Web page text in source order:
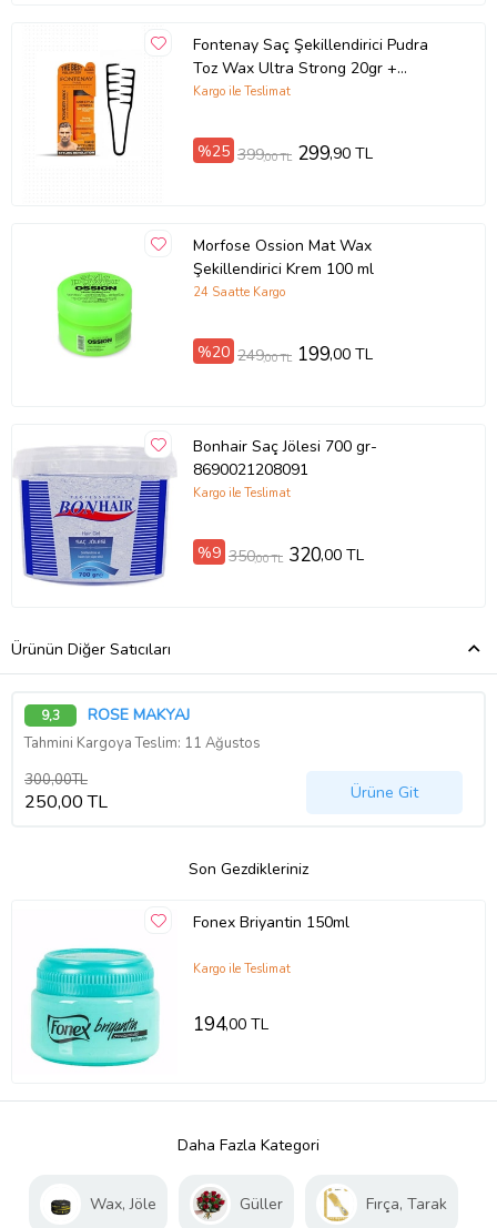
Fontenay Saç Şekillendirici Pudra
Toz Wax Ultra Strong 20gr +
Mucizevi Saç Tarağı 2'li Set
Kargo ile Teslimat
%25 399,00 TL 299,90 TL
Morfose Ossion Mat Wax
Şekillendirici Krem 100 ml
24 Saatte Kargo
%20 249,00 TL 199,00 TL
Bonhair Saç Jölesi 700 gr-
8690021208091
Kargo ile Teslimat
%9 350,00 TL 320,00 TL
Ürünün Diğer Satıcıları
9,3 ROSE MAKYAJ
Tahmini Kargoya Teslim: 11 Ağustos
300,00TL
250,00 TL Ürüne Git
Son Gezdikleriniz
Fonex Briyantin 150ml
Kargo ile Teslimat
194,00 TL
Daha Fazla Kategori
Wax, Jöle Güller Fırça, Tarak